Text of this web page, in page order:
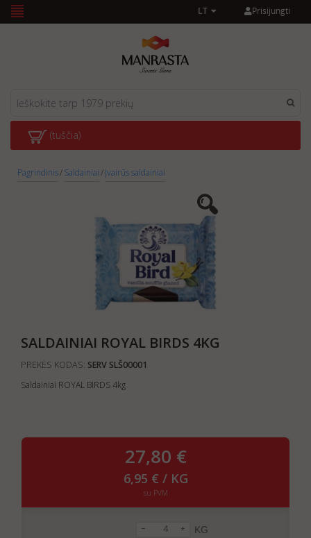
Prisijungti
LT
(tuščia)
Pagrindinis/Saldainiai/Įvairūs saldainiai
SALDAINIAI ROYAL BIRDS 4KG
PREKĖS KODAS: SERV SLŠ00001
Saldainiai ROYAL BIRDS 4kg
27,80 €
6,95 € / KG
su PVM
KG